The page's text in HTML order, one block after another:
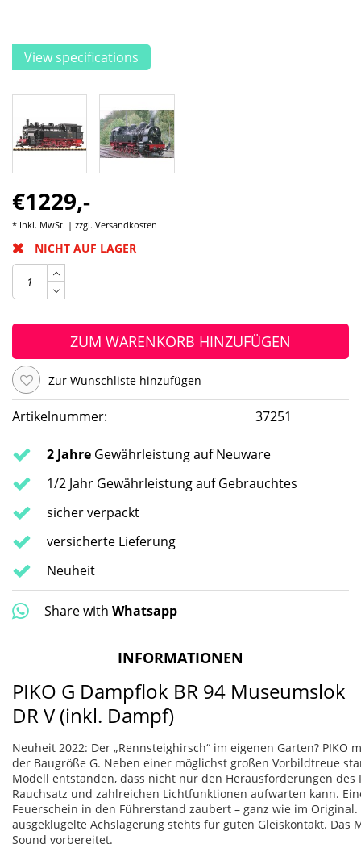
View specifications
€1229,-
* Inkl. MwSt. | zzgl. Versandkosten
NICHT AUF LAGER
ZUM WARENKORB HINZUFÜGEN
Zur Wunschliste hinzufügen
Artikelnummer: 37251
2 Jahre Gewährleistung auf Neuware
1/2 Jahr Gewährleistung auf Gebrauchtes
sicher verpackt
versicherte Lieferung
Neuheit
Share with Whatsapp
INFORMATIONEN
PIKO G Dampflok BR 94 Museumslok
DR V (inkl. Dampf)
Neuheit 2022: Der „Rennsteighirsch“ im eigenen Garten?
der Baugröße G. Neben einer möglichst großen Vorbildtreue
Modell entstanden, dass nicht nur den Herausforderungen
Rauchsatz und zahlreichen Lichtfunktionen aufwarten kann.
Feuerschein in den Führerstand zaubert – ganz wie im
ausgeklügelte Achslagerung stehts für guten Gleiskontakt.
Sound vorbereitet.